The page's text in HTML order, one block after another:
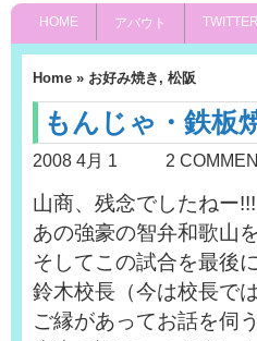
HOME アバウト
Home » お好み焼き , 松阪
もんじゃ・鉄
2008 4月 1 2
山商、残念でしたね
あの強豪の智弁和歌山
そしてこの試合を最後
鈴木校長（今は校長で
ご縁があってお話を伺